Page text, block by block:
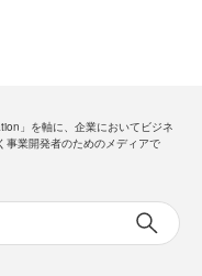
」を軸に、企業においてビジネ
事業開発者のためのメディアで